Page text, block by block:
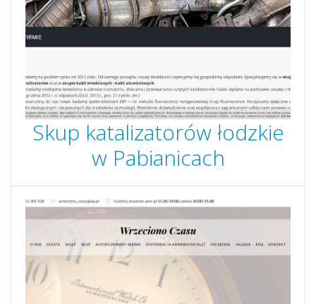
Skup katalizatorów łodzkie
w Pabianicach